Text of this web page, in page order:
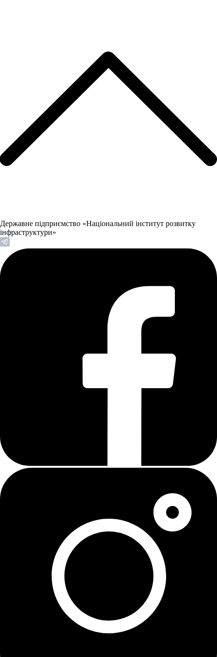
Державне підприємство «Національний інститут розвитку
інфраструктури»